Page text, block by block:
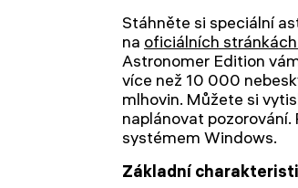
Stáhněte si speciální
na oficiálních
Astronomer Edition
více než 10 000
mlhovin. Můžete si
naplánovat
systémem Windows.
Základní